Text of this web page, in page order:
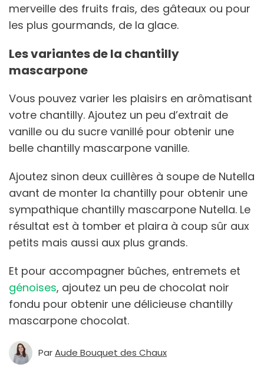
merveille des fruits frais, des gâteaux ou pour
les plus gourmands, de la glace.
Les variantes de la chantilly
mascarpone
Vous pouvez varier les plaisirs en arômatisant
votre chantilly. Ajoutez un peu d’extrait de
vanille ou du sucre vanillé pour obtenir une
belle chantilly mascarpone vanille.
Ajoutez sinon deux cuillères à soupe de Nutella
avant de monter la chantilly pour obtenir une
sympathique chantilly mascarpone Nutella. Le
résultat est à tomber et plaira à coup sûr aux
petits mais aussi aux plus grands.
Et pour accompagner bûches, entremets et
génoises, ajoutez un peu de chocolat noir
fondu pour obtenir une délicieuse chantilly
mascarpone chocolat.
ParAude Bouquet des Chaux